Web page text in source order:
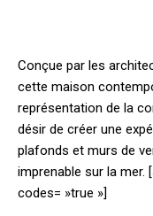
Conçue par les
cette maison
représentation de la
désir de créer une
plafonds et murs de
imprenable sur la mer.
codes= »true »]